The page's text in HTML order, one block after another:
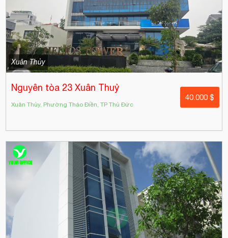
Xuân Thủy
Nguyên tòa 23 Xuân Thuỷ
Xuân Thủy, Phường Thảo Điền, TP Thủ Đức
40.000 $